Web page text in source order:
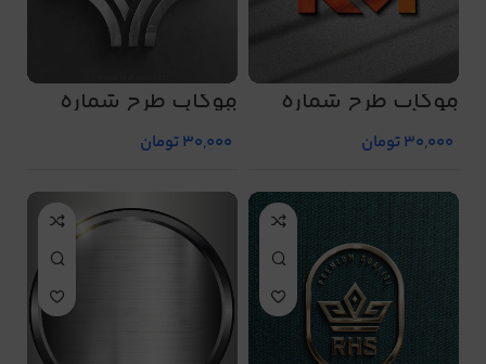
موکاپ طرح شماره
5051
30,000تومان
موکاپ طرح شماره
5052
30,000تومان